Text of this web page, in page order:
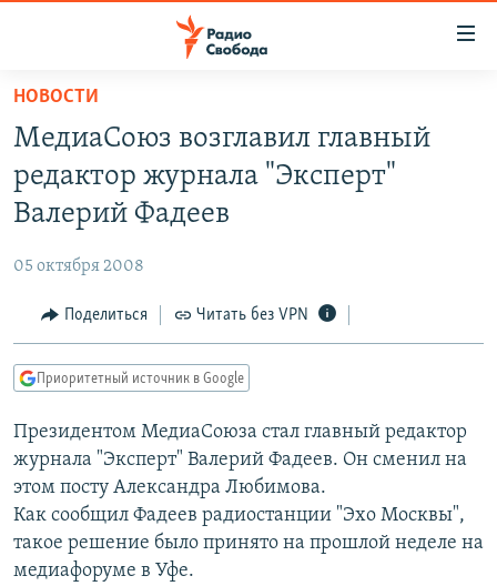
упрощенного
доступа
основному
Вернутся
Вернутся
поиску
ПОДКАСТЫ
АВТОРСКИЕ ПРОЕКТЫ
МНЕНИЯ
КУЛЬТУРА
КАВКАЗ.РЕАЛИИ
СЕВЕР.РЕАЛИИ
СИБИРЬ.РЕАЛИИ
РАСПИСАНИЕ ВЕЩАНИЯ
ПОДПИШИТЕСЬ НА РАССЫЛКУ
НОВОСТИ
МедиаСоюз возглавил главный
редактор журнала "Эксперт"
Валерий Фадеев
05 октября 2008
Поделиться Читать без VPN
Приоритетный источник в Google
Президентом МедиаСоюза стал главный редактор
журнала "Эксперт" Валерий Фадеев. Он сменил на
этом посту Александра Любимова.
Как сообщил Фадеев радиостанции "Эхо Москвы",
такое решение было принято на прошлой неделе на
медиафоруме в Уфе.